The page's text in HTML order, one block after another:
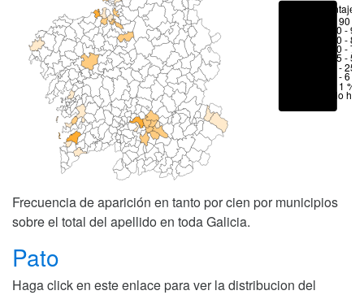
Porcentajes
> 90 %
80 -
70 -
50 -
25 -
6 - 25
1 - 6 %
< 1 %
No hay
Frecuencia de aparición en tanto por cien por municipios
sobre el total del apellido en toda Galicia.
Pato
Haga click en este enlace para ver la distribucion del